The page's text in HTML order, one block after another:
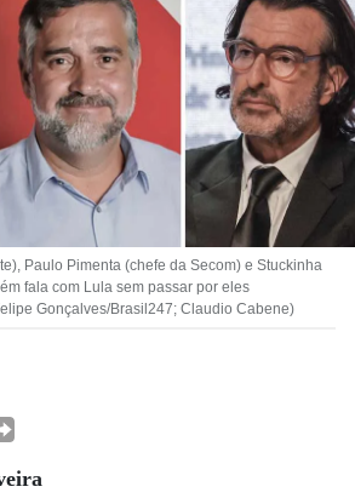
Paulo Pimenta (chefe da Secom) e Stuckinha
fala com Lula sem passar por eles
Gonçalves/Brasil247; Claudio Cabene)